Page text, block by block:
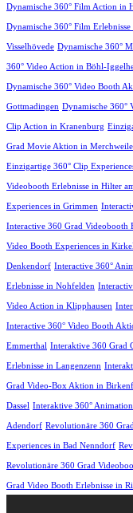
Dynamische 360° Film Action in
Dynamische 360° Film Erlebnisse
Visselhövede Dynamische 360°
360° Video Action in Böhl-
Dynamische 360° Video Booth
Gottmadingen Dynamische 360°
Clip Action in Kranenburg
Grad Movie Aktion in
Einzigartige 360° Clip
Videobooth Erlebnisse in Hilter
Experiences in Grimmen
Interactive 360 Grad Videobooth
Video Booth Experiences in Kirkel
Denkendorf Interactive 360°
Erlebnisse in Nohfelden
Video Action in Klipphausen
Interactive 360° Video Booth
Emmerthal Interaktive 360 Grad
Erlebnisse in Langenzenn
Grad Video-Box Aktion in
Dassel Interaktive 360°
Adendorf Revolutionäre 360
Experiences in Bad Nenndorf
Revolutionäre 360 Grad
Grad Video Booth Erlebnisse in